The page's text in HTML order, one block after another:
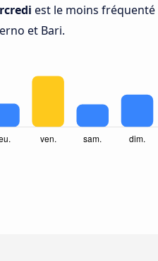
est le moins fréquenté
et Bari.